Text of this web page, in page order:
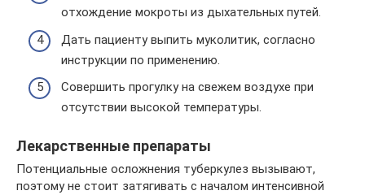
отхождение мокроты из дыхательных путей.
Дать пациенту выпить муколитик, согласно
инструкции по применению.
Совершить прогулку на свежем воздухе при
отсутствии высокой температуры.
Лекарственные препараты
Потенциальные осложнения туберкулез вызывают,
поэтому не стоит затягивать с началом интенсивной